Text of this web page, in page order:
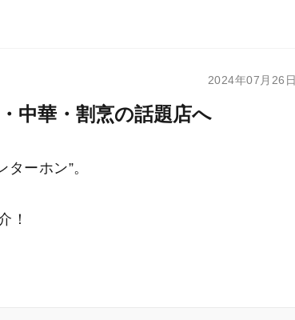
2024年07月26日
中華・割烹の話題店へ
ーホン”。
！